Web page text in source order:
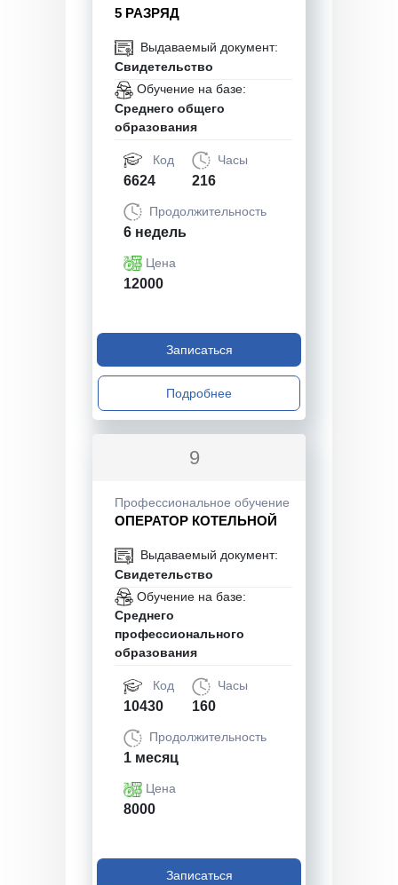
5 РАЗРЯД
Выдаваемый документ:
Свидетельство
Обучение на базе:
Среднего общего
образования
Код
6624
Часы
216
Продолжительность
6 недель
Цена
12000
Записаться
Подробнее
9
Профессиональное обучение
ОПЕРАТОР КОТЕЛЬНОЙ
Выдаваемый документ:
Свидетельство
Обучение на базе:
Среднего
профессионального
образования
Код
10430
Часы
160
Продолжительность
1 месяц
Цена
8000
Записаться